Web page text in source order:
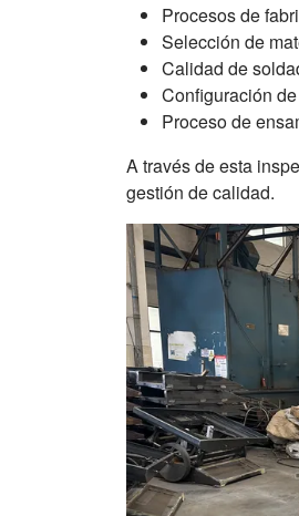
Procesos de
Selección de
Calidad de
Configuración
Proceso de
A través de esta
gestión de calidad.